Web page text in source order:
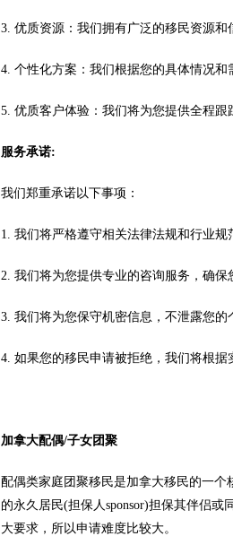
3. 优质资源：我们拥有广泛的移民资源和
4. 个性化方案：我们根据您的具体情况和
5. 优质客户体验：我们将为您提供全程跟
服务承诺:
我们郑重承诺以下事项：
1. 我们将严格遵守相关法律法规和行业规
2. 我们将为您提供专业的咨询服务，确保
3. 我们将为您保守机密信息，不泄露您的
4. 如果您的移民申请被拒绝，我们将根据
加拿大配偶/子女团聚
配偶类家庭团聚移民是加拿大移民的一
的永久居民(担保人sponsor)担保其伴侣
大要求，所以申请难度比较大。